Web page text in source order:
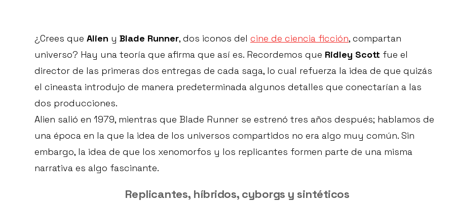
¿Crees que Alien y Blade Runner, dos iconos del cine de ciencia ficción, compartan
universo? Hay una teoría que afirma que así es. Recordemos que Ridley Scott fue el
director de las primeras dos entregas de cada saga, lo cual refuerza la idea de que quizás
el cineasta introdujo de manera predeterminada algunos detalles que conectarían a las
dos producciones.
Alien salió en 1979, mientras que Blade Runner se estrenó tres años después; hablamos de
una época en la que la idea de los universos compartidos no era algo muy común. Sin
embargo, la idea de que los xenomorfos y los replicantes formen parte de una misma
narrativa es algo fascinante.
Replicantes, híbridos, cyborgs y sintéticos